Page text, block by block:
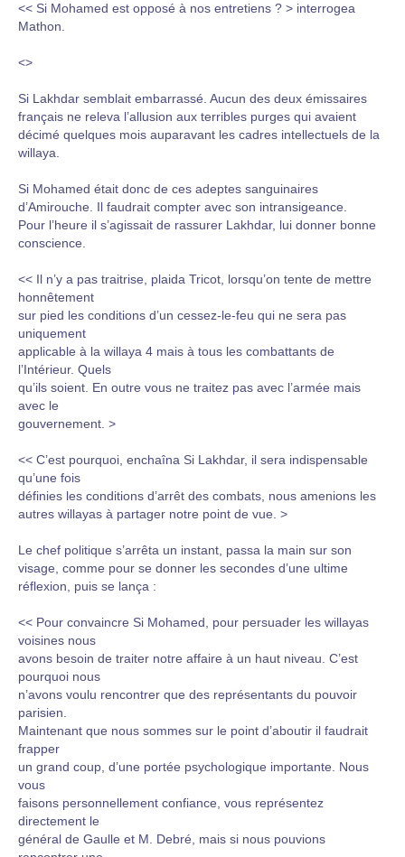
<< Si Mohamed est opposé à nos entretiens ? > interrogea
Mathon.
<>
Si Lakhdar semblait embarrassé. Aucun des deux émissaires
français ne releva l’allusion aux terribles purges qui avaient
décimé quelques mois auparavant les cadres intellectuels de la
willaya.
Si Mohamed était donc de ces adeptes sanguinaires
d’Amirouche. Il faudrait compter avec son intransigeance.
Pour l’heure il s’agissait de rassurer Lakhdar, lui donner bonne
conscience.
<< Il n’y a pas traitrise, plaida Tricot, lorsqu’on tente de mettre
honnêtement
sur pied les conditions d’un cessez-le-feu qui ne sera pas
uniquement
applicable à la willaya 4 mais à tous les combattants de
l’Intérieur. Quels
qu’ils soient. En outre vous ne traitez pas avec l’armée mais
avec le
gouvernement. >
<< C’est pourquoi, enchaîna Si Lakhdar, il sera indispensable
qu’une fois
définies les conditions d’arrêt des combats, nous amenions les
autres willayas à partager notre point de vue. >
Le chef politique s’arrêta un instant, passa la main sur son
visage, comme pour se donner les secondes d’une ultime
réflexion, puis se lança :
<< Pour convaincre Si Mohamed, pour persuader les willayas
voisines nous
avons besoin de traiter notre affaire à un haut niveau. C’est
pourquoi nous
n’avons voulu rencontrer que des représentants du pouvoir
parisien.
Maintenant que nous sommes sur le point d’aboutir il faudrait
frapper
un grand coup, d’une portée psychologique importante. Nous
vous
faisons personnellement confiance, vous représentez
directement le
général de Gaulle et M. Debré, mais si nous pouvions